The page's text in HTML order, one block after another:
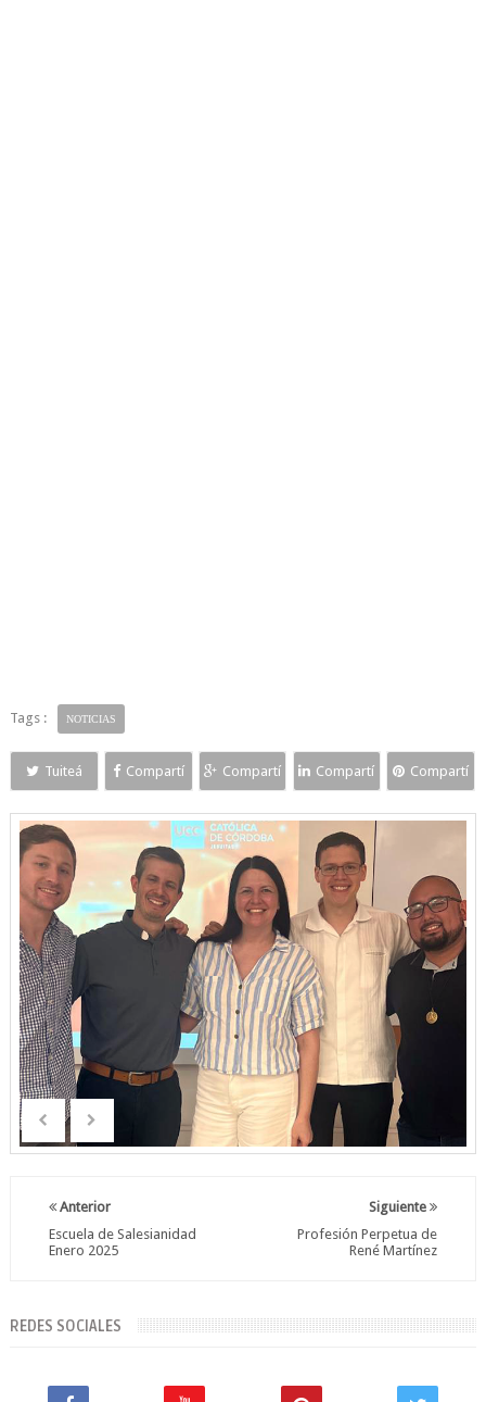
Tags : NOTICIAS
Tuiteá Compartí Compartí Compartí Compartí
Siguiente
Profesión Perpetua de
René Martínez
Anterior
Escuela de Salesianidad
Enero 2025
REDES SOCIALES